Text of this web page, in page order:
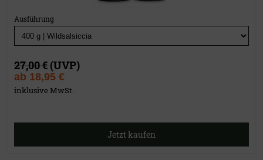
Ausführung
27,00 € (UVP)
ab 18,95 €
inklusive MwSt.
Jetzt kaufen